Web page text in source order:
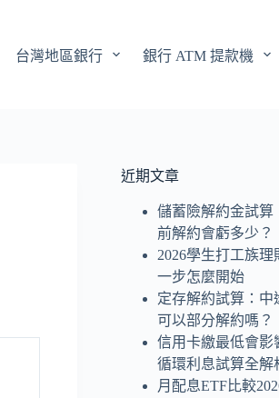
台灣地區銀行 銀行 ATM 提款機
近期文章
儲蓄險解約金試算
前解約會虧多少？
2026學生打工族
一步怎麼開始
定存解約試算：中
可以部分解約嗎？
信用卡繳最低會影
循環利息試算全解
月配息ETF比較